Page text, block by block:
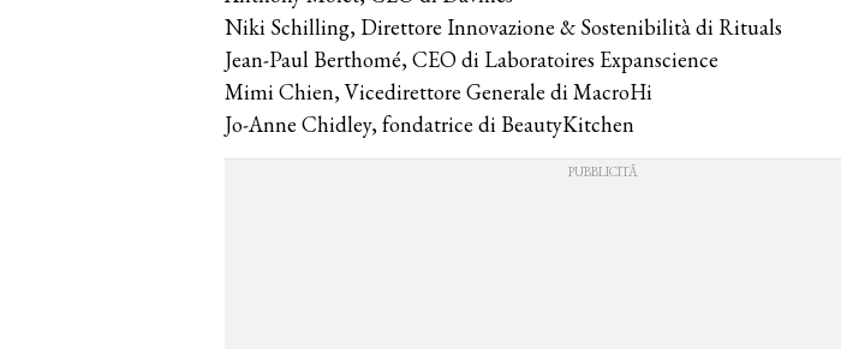
Niki Schilling, Direttore Innovazione & Sostenibilità di Rituals
Jean-Paul Berthomé, CEO di Laboratoires Expanscience
Mimi Chien, Vicedirettore Generale di MacroHi
Jo-Anne Chidley, fondatrice di BeautyKitchen